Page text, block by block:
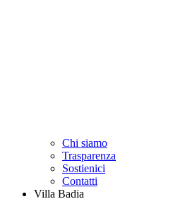
Chi siamo
Trasparenza
Sostienici
Contatti
Villa Badia